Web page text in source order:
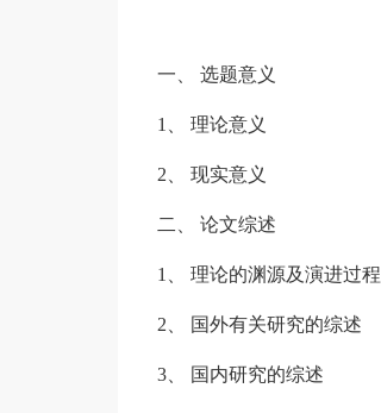
一、 选题意义
1、 理论意义
2、 现实意义
二、 论文综述
1、 理论的渊源及演进过程
2、 国外有关研究的综述
3、 国内研究的综述